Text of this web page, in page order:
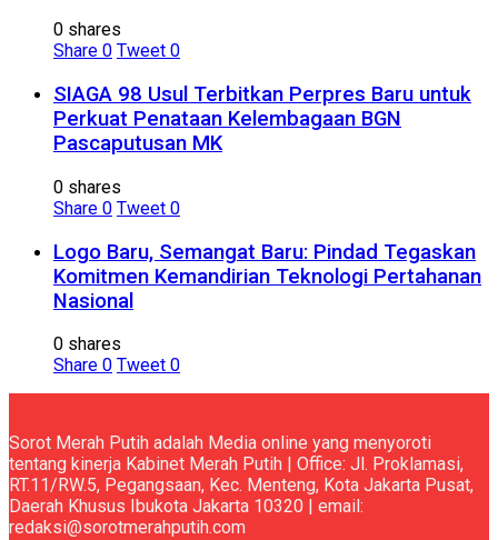
0 shares
Share 0 Tweet 0
SIAGA 98 Usul Terbitkan Perpres Baru untuk
Perkuat Penataan Kelembagaan BGN
Pascaputusan MK
0 shares
Share 0 Tweet 0
Logo Baru, Semangat Baru: Pindad Tegaskan
Komitmen Kemandirian Teknologi Pertahanan
Nasional
0 shares
Share 0 Tweet 0
Sorot Merah Putih adalah Media online yang menyoroti
tentang kinerja Kabinet Merah Putih | Office: Jl. Proklamasi,
RT.11/RW.5, Pegangsaan, Kec. Menteng, Kota Jakarta Pusat,
Daerah Khusus Ibukota Jakarta 10320 | email:
redaksi@sorotmerahputih.com